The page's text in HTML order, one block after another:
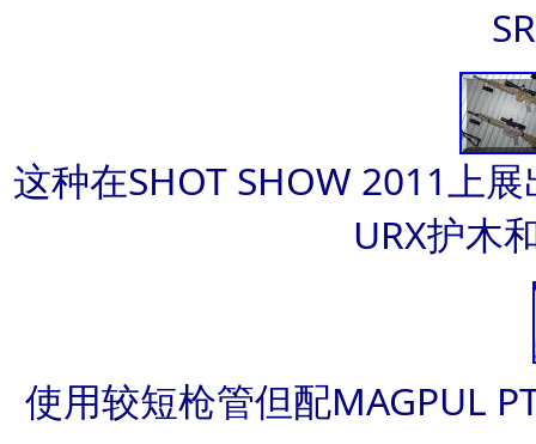
这种在SHOT SHOW 2011上
URX护木
使用较短枪管但配MAGPUL